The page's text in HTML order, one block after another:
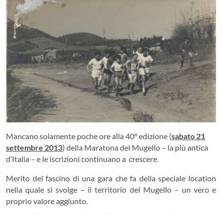
Mancano solamente poche ore alla 40° edizione (sabato 21
settembre 2013) della Maratona del Mugello – la più antica
d’Italia – e le iscrizioni continuano a crescere.
Merito del fascino di una gara che fa della speciale location
nella quale si svolge – il territorio del Mugello – un vero e
proprio valore aggiunto.